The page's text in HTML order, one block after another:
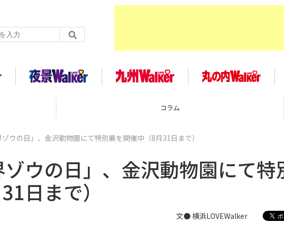
コラム
ウの日」、金沢動物園にて特別展を開催中（8月31日まで）
ウの日」、金沢動物園にて特
日まで）
文● 横浜LOVEWalker